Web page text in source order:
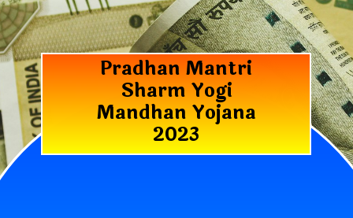
Pradhan Mantri
Sharm Yogi
Mandhan Yojana
2023